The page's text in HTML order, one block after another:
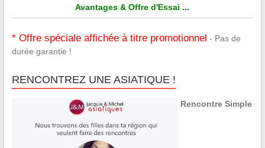
Avantages & Offre d'Essai ...
* Offre spéciale affichée à titre promotionnel - Pas de
durée garantie !
RENCONTREZ UNE ASIATIQUE !
Rencontre Simple